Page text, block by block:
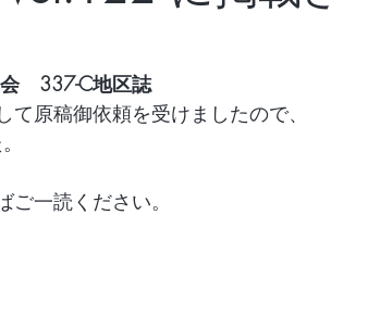
　337-C地区誌
原稿御依頼を受けましたので、
一読ください。